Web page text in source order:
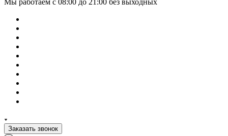
Мы работаем с 08:00 до 21:00 без выходных
Заказать звонок